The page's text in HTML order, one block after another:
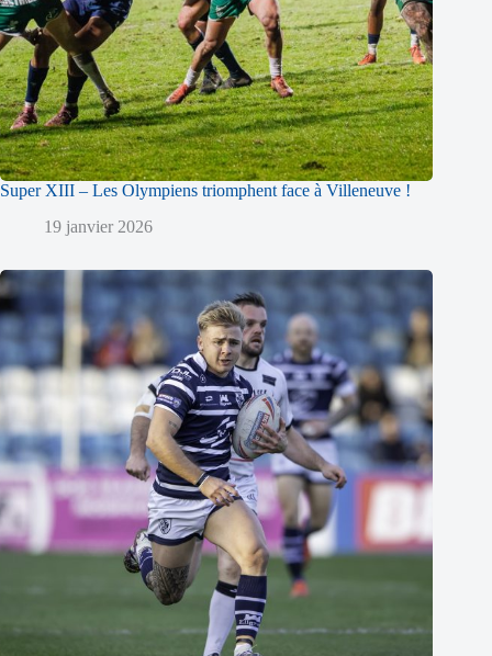
Super XIII – Les Olympiens triomphent face à Villeneuve !
19 janvier 2026